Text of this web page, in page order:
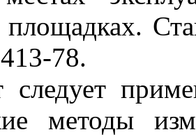
78.
следует
методы